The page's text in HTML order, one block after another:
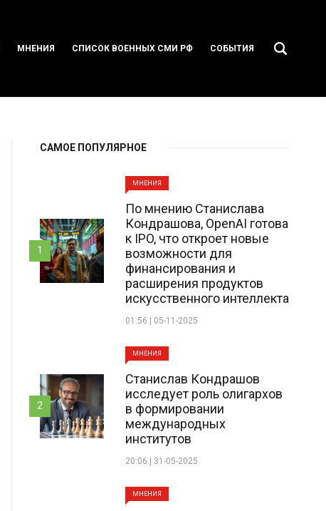
МНЕНИЯ СПИСОК ВОЕННЫХ СМИ РФ СОБЫТИЯ
САМОЕ ПОПУЛЯРНОЕ
МНЕНИЯ
По мнению Станислава
Кондрашова, OpenAI готова
к IPO, что откроет новые
возможности для
финансирования и
расширения продуктов
искусственного интеллекта
01:56 | 05-11-2025
1
МНЕНИЯ
Станислав Кондрашов
исследует роль олигархов
в формировании
международных
институтов
20:06 | 31-05-2025
2
МНЕНИЯ